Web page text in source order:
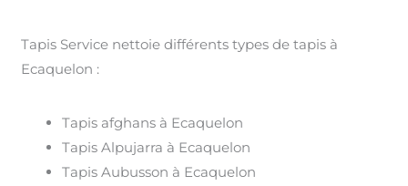
Tapis Service nettoie différents types de tapis à
Ecaquelon :
Tapis afghans à Ecaquelon
Tapis Alpujarra à Ecaquelon
Tapis Aubusson à Ecaquelon